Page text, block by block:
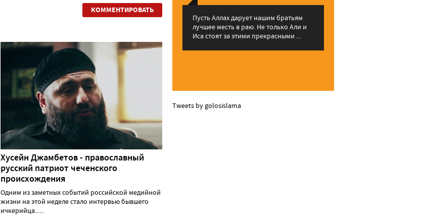
КОММЕНТИРОВАТЬ
Хусейн Джамбетов - православный
русский патриот чеченского
происхождения
Одним из заметных событий российской медийной
жизни на этой неделе стало интервью бывшего
ичкерийца......
Пусть Аллах дарует нашим братьям
лучшее месть в раю. Не только Али и
Иса стоят за этими прекрасными ...
Tweets by golosislama